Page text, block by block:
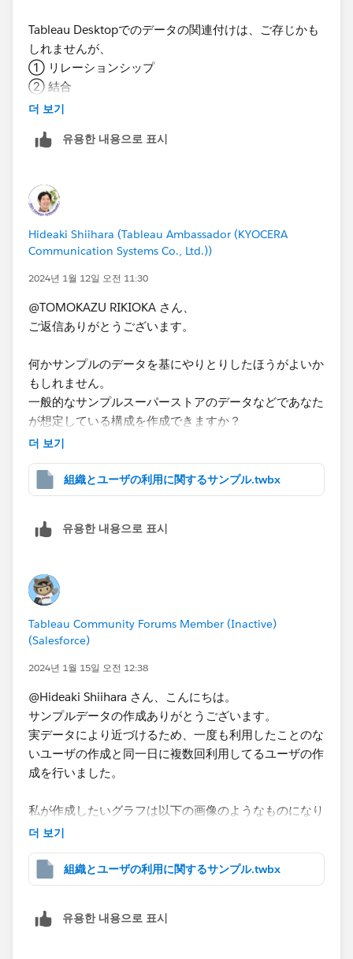
した。
今後ともどうぞよろしくお願いいたします
Tableau Desktopでのデータの関連付けは、ご存じかも
しれませんが、
① リレーションシップ
② 結合
③ データブレンド
③ データブレンドの例
③は計算やそのほかで制約がけっこうあるため使い勝
できるなら、①や②で対応が望ましいです。
たもの同士を結合するイメージで使い勝手がよいです。
②は共通のキーで紐づけるとき同じ粒度にすることが
求められます(事前の調整が必要なことが多い)。異なる
粒度のものを結合すると、データのレコードの重複が発
め注意が必要です。
Tableauのヘルプに結合とリレーションの違いなど説明
しているものがありますので参考にしてみてください。
関係と結合の違い - Tableau
審査を依頼しておいたほうがよいかもしれません。
Tableauが許可されているなら、同種のソフトである
行う上でPrepはとても便利ですので。
더 보기
유용한 내용으로 표시
Hideaki Shiihara (Tableau Ambassador (KYOCERA
Communication Systems Co., Ltd.))
2024년 1월 12일 오전 11:30
@TOMOKAZU RIKIOKA​ さん、
ご返信ありがとうございます。
何かサンプルのデータを基にやりとりしたほうがよいか
もしれません。
一般的なサンプルスーパーストアのデータなどであなた
が想定している構成を作成できますか？
ータを作ってみました。
あなたの想定するものと違うかもしれませんが、これで
<サンプルチャート>​
お手数ですがご確認お願い致します。
*If you get the best results from this exchange, I would
appreciate it if you could choose the best answer or
더 보기
組織とユーザの利用に関するサンプル.twbx
유용한 내용으로 표시
Tableau Community Forums Member (Inactive)
(Salesforce)
2024년 1월 15일 오전 12:38
@Hideaki Shiihara​ さん、こんにちは。
サンプルデータの作成ありがとうございます。
実データにより近づけるため、一度も利用したことのな
いユーザの作成と同一日に複数回利用してるユーザの作
成を行いました。
私が作成したいグラフは以下の画像のようなものになり
まして、サービスがどのくらい利用されているかの確認
더 보기
組織とユーザの利用に関するサンプル.twbx
유용한 내용으로 표시